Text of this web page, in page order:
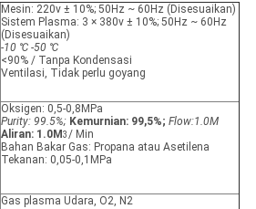
Mesin: 220v ± 10%; 50Hz ~ 60Hz (Disesuaikan)
Sistem Plasma: 3 × 380v ± 10%; 50Hz ~ 60Hz
(Disesuaikan)
-10 ℃ -50 ℃
<90% / Tanpa Kondensasi
Ventilasi, Tidak perlu goyang
Oksigen: 0,5-0,8MPa
Purity: 99.5%; Kemurnian: 99,5%; Flow:1.0M
Aliran: 1.0M3/ Min
Bahan Bakar Gas: Propana atau Asetilena
Tekanan: 0,05-0,1MPa
Gas plasma Udara, O2, N2